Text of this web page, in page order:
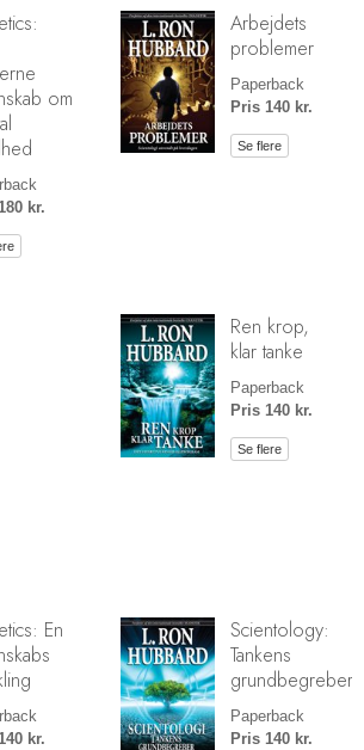
om
kr.
Arbejdets
problemer
Paperback
Pris 140 kr.
Se flere
Ren krop,
klar tanke
Paperback
Pris 140 kr.
Se flere
En
kr.
Scientology:
Tankens
grundbegreber
Paperback
Pris 140 kr.